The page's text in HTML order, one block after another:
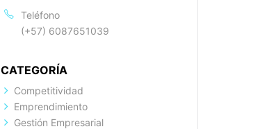
Teléfono
(+57) 6087651039
CATEGORÍA
Competitividad
Emprendimiento
Gestión Empresarial